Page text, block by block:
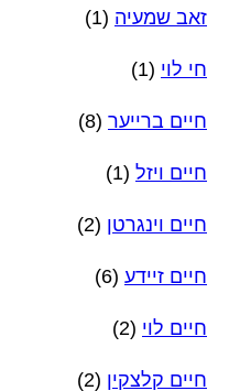
זאב שמעיה (1)
חי לוי (1)
חיים ברייער (8)
חיים ויזל (1)
חיים וינגרטן (2)
חיים זיידע (6)
חיים לוי (2)
חיים קלצקין (2)